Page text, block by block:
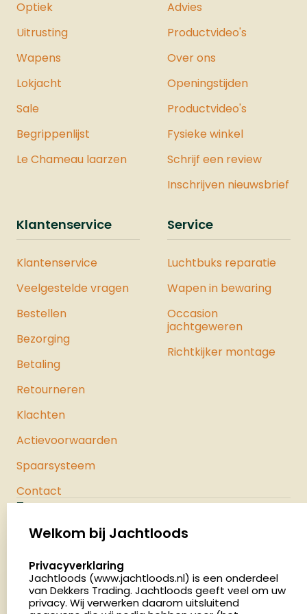
Optiek
Uitrusting
Wapens
Lokjacht
Sale
Begrippenlijst
Le Chameau laarzen
Advies
Productvideo's
Over ons
Openingstijden
Productvideo's
Fysieke winkel
Schrijf een review
Inschrijven nieuwsbrief
Klantenservice
Klantenservice
Veelgestelde vragen
Bestellen
Bezorging
Betaling
Retourneren
Klachten
Actievoorwaarden
Spaarsysteem
Contact
Service
Luchtbuks reparatie
Wapen in bewaring
Occasion
jachtgeweren
Richtkijker montage
Palenrij 1
Nederland
4.8
Welkom bij Jachtloods
select language
Privacyverklaring
Jachtloods (www.jachtloods.nl) is een onderdeel
van Dekkers Trading. Jachtloods geeft veel om uw
privacy. Wij verwerken daarom uitsluitend